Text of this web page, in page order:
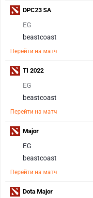
EG
beastcoast
Перейти на матч
DPC23 SA
EG
beastcoast
Перейти на матч
TI 2022
EG
beastcoast
Перейти на матч
Major
Dota Major